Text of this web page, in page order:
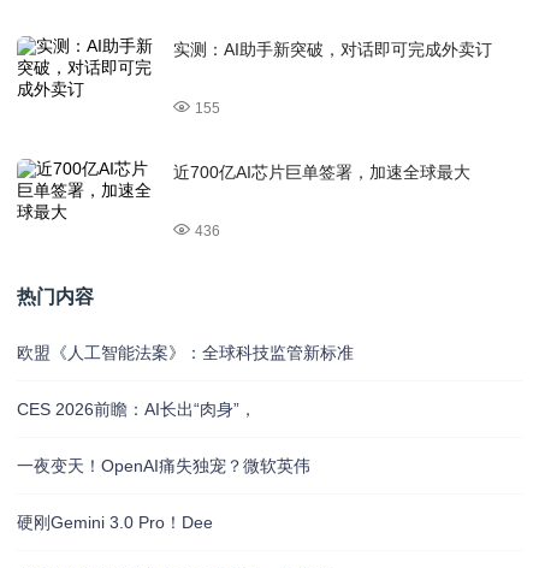
实测：AI助手新突破，对话即可完成外卖订
155
近700亿AI芯片巨单签署，加速全球最大
436
热门内容
欧盟《人工智能法案》：全球科技监管新标准
CES 2026前瞻：AI长出“肉身”，
一夜变天！OpenAI痛失独宠？微软英伟
硬刚Gemini 3.0 Pro！Dee